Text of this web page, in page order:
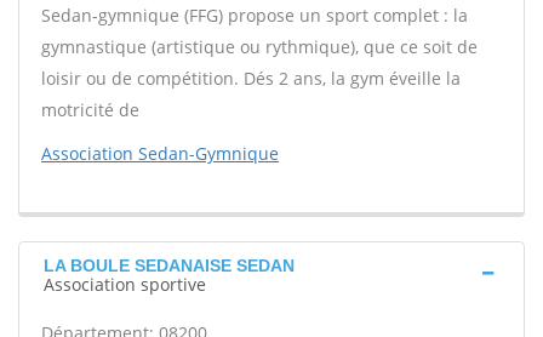
Sedan-gymnique (FFG) propose un sport complet : la
gymnastique (artistique ou rythmique), que ce soit de
loisir ou de compétition. Dés 2 ans, la gym éveille la
motricité de
Association Sedan-Gymnique
LA BOULE SEDANAISE SEDAN
Association sportive